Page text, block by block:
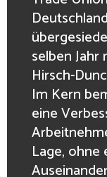
selben Jahr
Hirsch-
Im Kern
eine
Lage, ohne